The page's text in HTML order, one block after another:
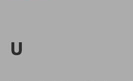
U